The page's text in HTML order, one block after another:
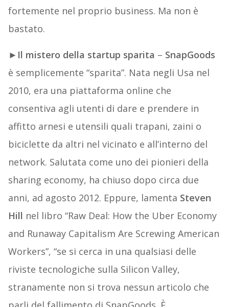
fortemente nel proprio business. Ma non è
bastato.
► Il mistero della startup sparita – SnapGoods
è semplicemente “sparita”. Nata negli Usa nel
2010, era una piattaforma online che
consentiva agli utenti di dare e prendere in
affitto arnesi e utensili quali trapani, zaini o
biciclette da altri nel vicinato e all’interno del
network. Salutata come uno dei pionieri della
sharing economy, ha chiuso dopo circa due
anni, ad agosto 2012. Eppure, lamenta Steven
Hill nel libro “Raw Deal: How the Uber Economy
and Runaway Capitalism Are Screwing American
Workers”, “se si cerca in una qualsiasi delle
riviste tecnologiche sulla Silicon Valley,
stranamente non si trova nessun articolo che